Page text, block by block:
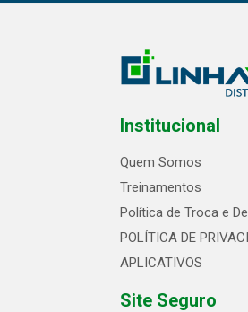
Institucional
Quem Somos
Treinamentos
Política de Troca e
POLÍTICA DE
APLICATIVOS
Site Seguro